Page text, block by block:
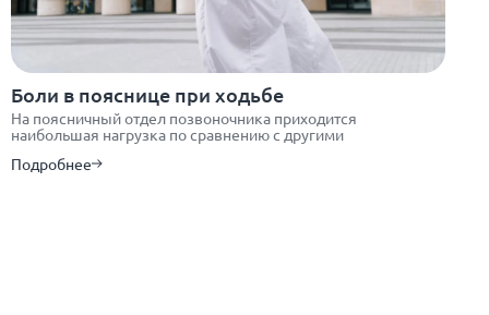
Боли в пояснице при ходьбе
На поясничный отдел позвоночника приходится
наибольшая нагрузка по сравнению с другими
Подробнее